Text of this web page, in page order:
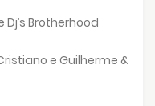
Brotherhood
e Guilherme &